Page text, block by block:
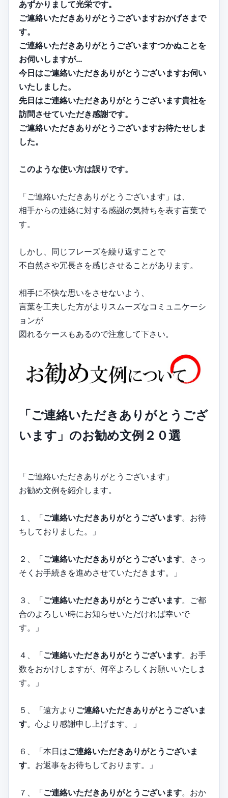
あずかりまして光栄です。
ご連絡いただきありがとうございますおかげさまで
す。
ご連絡いただきありがとうございますつかぬことを
お伺いしますが…
今日はご連絡いただきありがとうございますお伺い
いたしました。
先日はご連絡いただきありがとうございます貴社を
訪問させていただき感謝です。
ご連絡いただきありがとうございますお待たせしま
した。
このような使い方は誤りです。
「ご連絡いただきありがとうございます」は、
相手からの連絡に対する感謝の気持ちを表す言葉で
す。
しかし、同じフレーズを繰り返すことで
不自然さや冗長さを感じさせることがあります。
相手に不快な思いをさせないよう、
言葉を工夫した方がよりスムーズなコミュニケーシ
ョンが
図れるケースもあるので注意して下さい。
「ご連絡いただきありがとうござ
います」のお勧め文例２０選
「ご連絡いただきありがとうございます」
お勧め文例を紹介します。
１、「ご連絡いただきありがとうございます。お待
ちしておりました。」
２、「ご連絡いただきありがとうございます。さっ
そくお手続きを進めさせていただきます。」
３、「ご連絡いただきありがとうございます。ご都
合のよろしい時にお知らせいただければ幸いで
す。」
４、「ご連絡いただきありがとうございます。お手
数をおかけしますが、何卒よろしくお願いいたしま
す。」
５、「遠方より ご連絡いただきありがとうございま
す。心より感謝申し上げます。」
６、「本日はご連絡いただきありがとうございま
す。お返事をお待ちしております。」
７、「ご連絡いただきありがとうございます。おか